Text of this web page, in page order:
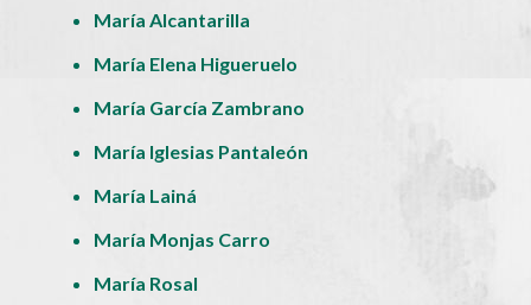
María Alcantarilla
María Elena Higueruelo
María García Zambrano
María Iglesias Pantaleón
María Lainá
María Monjas Carro
María Rosal